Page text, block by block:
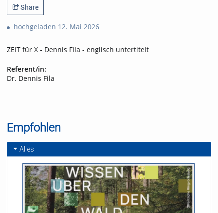
Share
hochgeladen 12. Mai 2026
ZEIT für X - Dennis Fila - englisch untertitelt
Referent/in:
Dr. Dennis Fila
Empfohlen
Alles